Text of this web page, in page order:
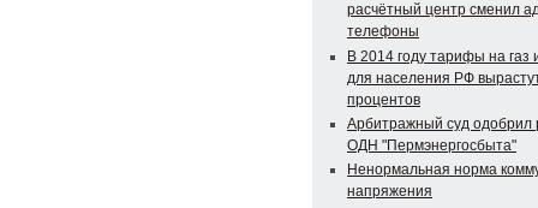
расчётный центр сменил
телефоны
В 2014 году тарифы на газ
для населения РФ
процентов
Арбитражный суд одобрил
ОДН "Пермэнергосбыта"
Ненормальная норма
напряжения